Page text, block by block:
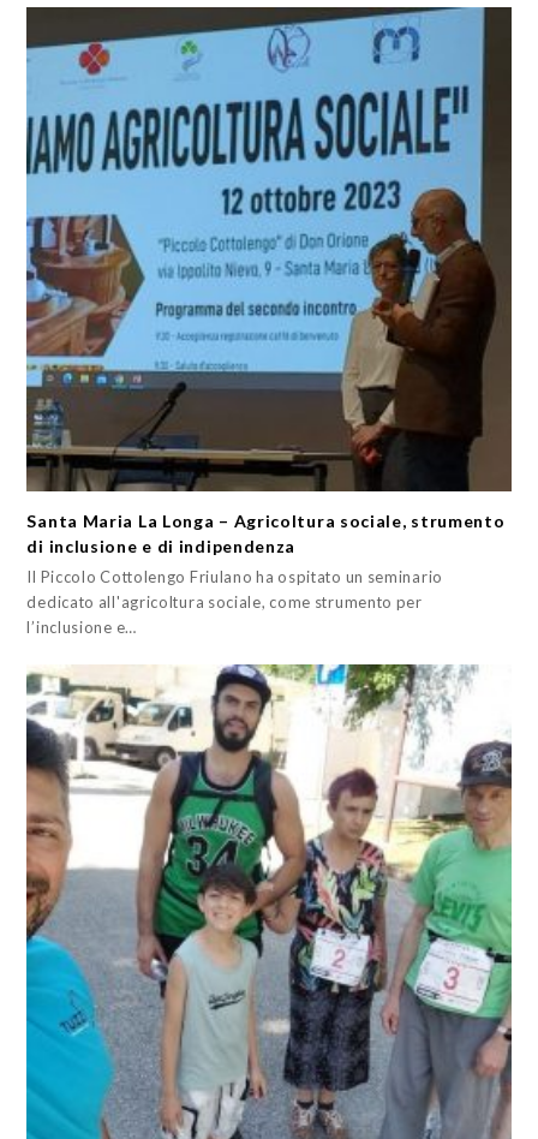
Santa Maria La Longa – Agricoltura sociale, strumento
di inclusione e di indipendenza
Il Piccolo Cottolengo Friulano ha ospitato un seminario
dedicato all'agricoltura sociale, come strumento per
l’inclusione e…